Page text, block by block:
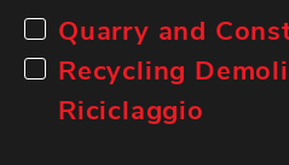
Quarry and
Recycling
Riciclaggio